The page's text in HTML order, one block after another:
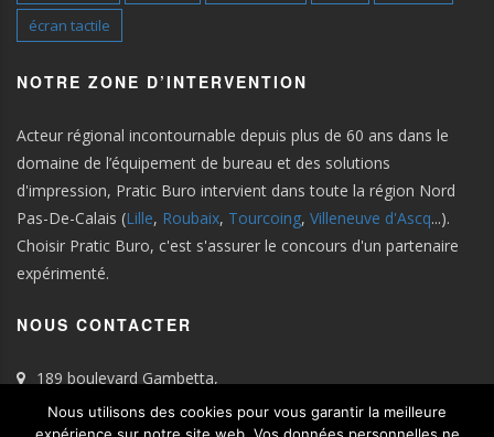
écran tactile
NOTRE ZONE D’INTERVENTION
Acteur régional incontournable depuis plus de 60 ans dans le
domaine de l’équipement de bureau et des solutions
d'impression, Pratic Buro intervient dans toute la région Nord
Pas-De-Calais (Lille, Roubaix, Tourcoing, Villeneuve d'Ascq...).
Choisir Pratic Buro, c'est s'assurer le concours d'un partenaire
expérimenté.
NOUS CONTACTER
189 boulevard Gambetta,
59100 Roubaix
Nous utilisons des cookies pour vous garantir la meilleure